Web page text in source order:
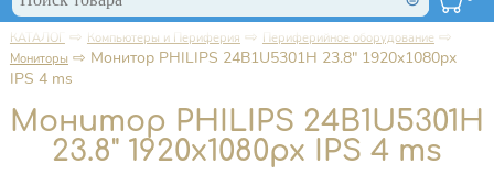
Форма поиска
Вы здесь
КАТАЛОГ ⇨ Компьютеры и Периферия ⇨ Периферийное оборудование ⇨
Мониторы ⇨ Монитор PHILIPS 24B1U5301H 23.8" 1920x1080px
IPS 4 ms
Монитор PHILIPS 24B1U5301H
23.8" 1920x1080px IPS 4 ms